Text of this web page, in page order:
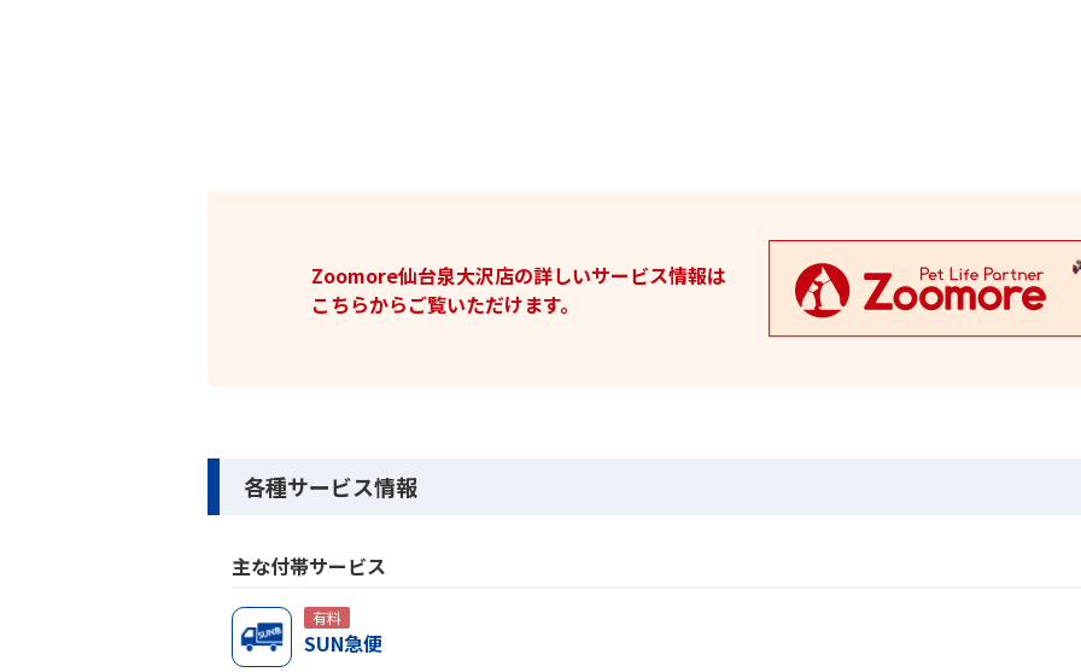
Zoomore仙台泉大沢店の詳しいサービス情報は
こちらからご覧いただけます。
各種サービス情報
主な付帯サービス
有料
SUN急便